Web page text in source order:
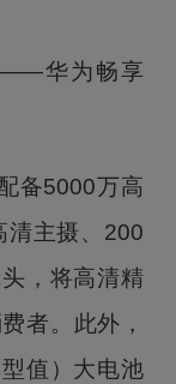
——华为畅享
备5000万高
清主摄、200
，将高清精
者。此外，
值）大电池